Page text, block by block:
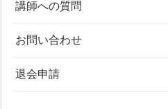
講師への質問
お問い合わせ
退会申請